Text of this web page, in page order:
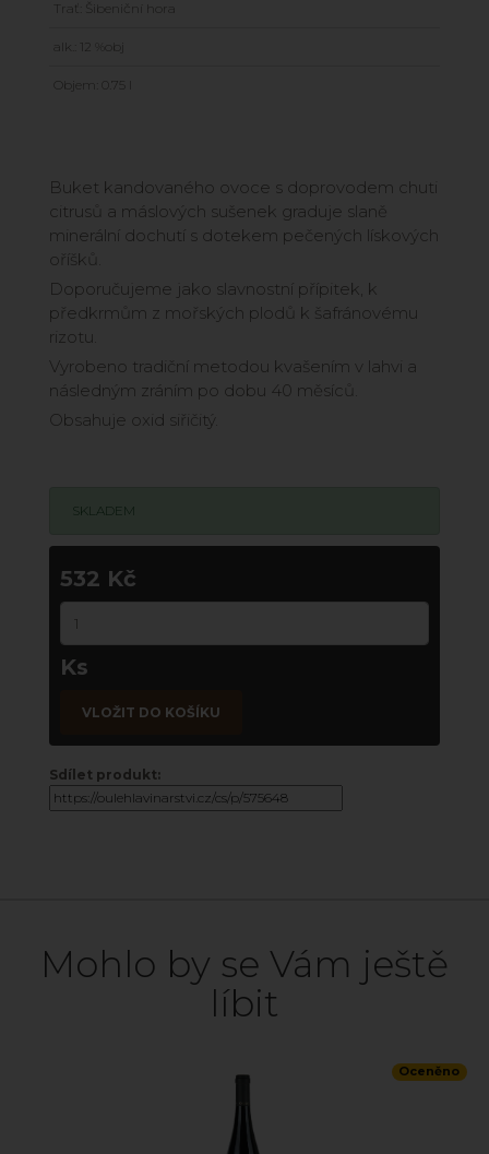
Trať: Šibeniční hora
alk.: 12 %obj
Objem: 0.75 l
Buket kandovaného ovoce s doprovodem chuti
citrusů a máslových sušenek graduje slaně
minerální dochutí s dotekem pečených lískových
oříšků.
Doporučujeme jako slavnostní přípitek, k
předkrmům z mořských plodů k šafránovému
rizotu.
Vyrobeno tradiční metodou kvašením v lahvi a
následným zráním po dobu 40 měsíců.
Obsahuje oxid siřičitý.
SKLADEM
532 Kč
Ks
VLOŽIT DO KOŠÍKU
Sdílet produkt:
Mohlo by se Vám ještě
líbit
Oceněno